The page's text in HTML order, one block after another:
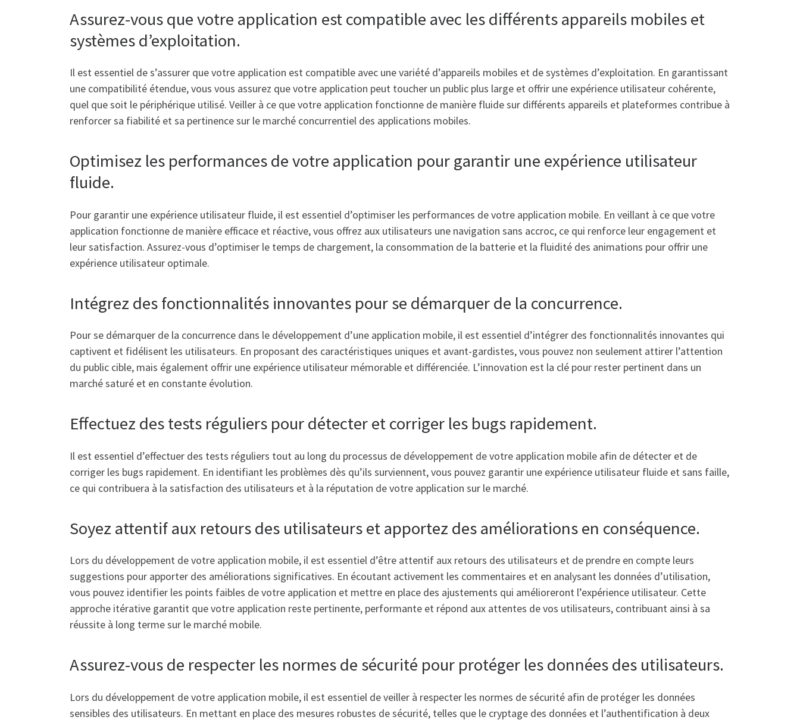
Assurez-vous que votre application est compatible avec les différents appareils mobiles et
systèmes d’exploitation.
Il est essentiel de s’assurer que votre application est compatible avec une variété d’appareils mobiles et de systèmes d’exploitation. En garantissant
une compatibilité étendue, vous vous assurez que votre application peut toucher un public plus large et offrir une expérience utilisateur cohérente,
quel que soit le périphérique utilisé. Veiller à ce que votre application fonctionne de manière fluide sur différents appareils et plateformes contribue à
renforcer sa fiabilité et sa pertinence sur le marché concurrentiel des applications mobiles.
Optimisez les performances de votre application pour garantir une expérience utilisateur
fluide.
Pour garantir une expérience utilisateur fluide, il est essentiel d’optimiser les performances de votre application mobile. En veillant à ce que votre
application fonctionne de manière efficace et réactive, vous offrez aux utilisateurs une navigation sans accroc, ce qui renforce leur engagement et
leur satisfaction. Assurez-vous d’optimiser le temps de chargement, la consommation de la batterie et la fluidité des animations pour offrir une
expérience utilisateur optimale.
Intégrez des fonctionnalités innovantes pour se démarquer de la concurrence.
Pour se démarquer de la concurrence dans le développement d’une application mobile, il est essentiel d’intégrer des fonctionnalités innovantes qui
captivent et fidélisent les utilisateurs. En proposant des caractéristiques uniques et avant-gardistes, vous pouvez non seulement attirer l’attention
du public cible, mais également offrir une expérience utilisateur mémorable et différenciée. L’innovation est la clé pour rester pertinent dans un
marché saturé et en constante évolution.
Effectuez des tests réguliers pour détecter et corriger les bugs rapidement.
Il est essentiel d’effectuer des tests réguliers tout au long du processus de développement de votre application mobile afin de détecter et de
corriger les bugs rapidement. En identifiant les problèmes dès qu’ils surviennent, vous pouvez garantir une expérience utilisateur fluide et sans faille,
ce qui contribuera à la satisfaction des utilisateurs et à la réputation de votre application sur le marché.
Soyez attentif aux retours des utilisateurs et apportez des améliorations en conséquence.
Lors du développement de votre application mobile, il est essentiel d’être attentif aux retours des utilisateurs et de prendre en compte leurs
suggestions pour apporter des améliorations significatives. En écoutant activement les commentaires et en analysant les données d’utilisation,
vous pouvez identifier les points faibles de votre application et mettre en place des ajustements qui amélioreront l’expérience utilisateur. Cette
approche itérative garantit que votre application reste pertinente, performante et répond aux attentes de vos utilisateurs, contribuant ainsi à sa
réussite à long terme sur le marché mobile.
Assurez-vous de respecter les normes de sécurité pour protéger les données des utilisateurs.
Lors du développement de votre application mobile, il est essentiel de veiller à respecter les normes de sécurité afin de protéger les données
sensibles des utilisateurs. En mettant en place des mesures robustes de sécurité, telles que le cryptage des données et l’authentification à deux